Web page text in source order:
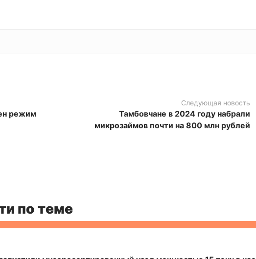
режим
Следующая новость
Тамбовчане в 2024 году набрали
микрозаймов почти на 800 млн рублей
по теме